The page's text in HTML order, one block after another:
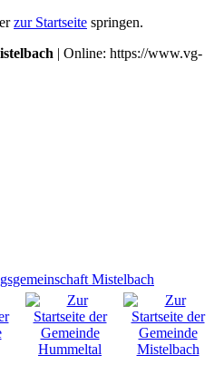
zur Startseite springen.
| Online: https://www.vg-